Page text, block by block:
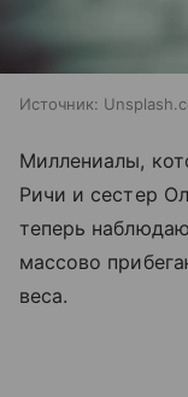
Источник:
Миллениалы,
Ричи и сестер
теперь
массово
веса.